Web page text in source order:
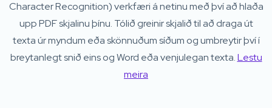
Character Recognition) verkfæri á netinu með því að hlaða
upp PDF skjalinu þínu. Tólið greinir skjalið til að draga út
texta úr myndum eða skönnuðum síðum og umbreytir því í
breytanlegt snið eins og Word eða venjulegan texta.Lestu
meira